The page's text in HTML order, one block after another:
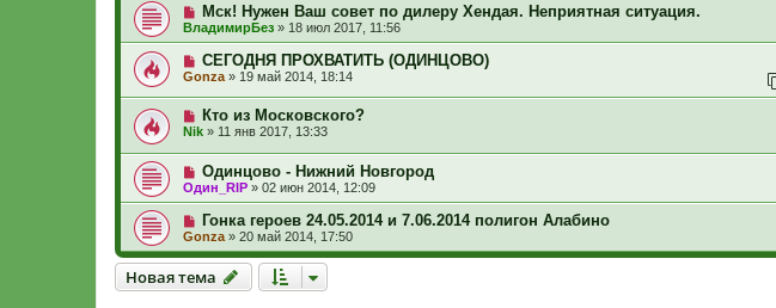
Мск! Нужен Ваш совет по дилеру Хендая. Неприятная ситуация.
ВладимирБез » 18 июл 2017, 11:56
СЕГОДНЯ ПРОХВАТИТЬ (ОДИНЦОВО)
Gonza » 19 май 2014, 18:14
Кто из Московского?
Nik » 11 янв 2017, 13:33
Одинцово - Нижний Новгород
Один_RIP » 02 июн 2014, 12:09
Гонка героев 24.05.2014 и 7.06.2014 полигон Алабино
Gonza » 20 май 2014, 17:50
Новая тема
Новаятема